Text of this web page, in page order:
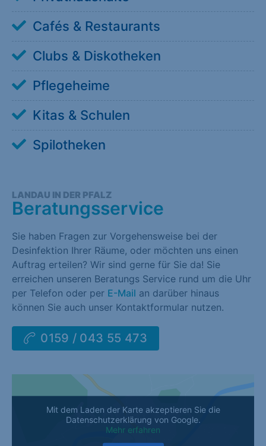
Cafés & Restaurants
Clubs & Diskotheken
Pflegeheime
Kitas & Schulen
Spilotheken
LANDAU IN DER PFALZ
Beratungsservice
Sie haben Fragen zur Vorgehensweise bei der
Desinfektion Ihrer Räume, oder möchten uns einen
Auftrag erteilen? Wir sind gerne für Sie da! Sie
erreichen unseren Beratungs Service rund um die Uhr
per Telefon oder per E-Mail an darüber hinaus
können Sie auch unser Kontaktformular nutzen.
0159 / 043 55 473
Mit dem Laden der Karte akzeptieren Sie die
Datenschutzerklärung von Google.
Mehr erfahren